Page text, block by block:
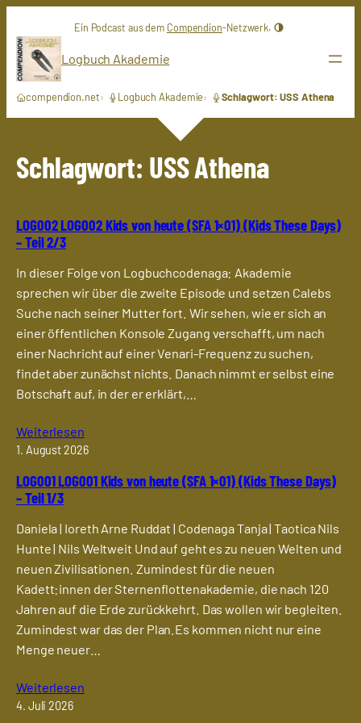
Inhalt
springen
Ein Podcast aus dem Compendion-Netzwerk.
Logbuch Akademie
compendion.net Logbuch Akademie Schlagwort: USS Athena
Schlagwort: USS Athena
LOG002 LOG002 Kids von heute (SFA 1×01) (Kids These Days)
– Teil 2/3
In dieser Folge von Logbuchcodenaga: Akademie
sprechen wir über die zweite Episode und setzen Calebs
Suche nach seiner Mutter fort. Wir sehen, wie er sich an
einer öffentlichen Konsole Zugang verschafft, um nach
einer Nachricht auf einer Venari-Frequenz zu suchen,
findet aber zunächst nichts. Danach nimmt er selbst eine
Botschaft auf, in der er erklärt,…
Weiterlesen
1. August 2026
LOG001 LOG001 Kids von heute (SFA 1×01) (Kids These Days)
– Teil 1/3
Daniela | Ioreth Arne Ruddat | Codenaga Tanja | Taotica Nils
Hunte | Nils Weltweit Und auf geht es zu neuen Welten und
neuen Zivilisationen. Zumindest für die neuen
Kadett:innen der Sternenflottenakademie, die nach 120
Jahren auf die Erde zurückkehrt. Das wollen wir begleiten.
Zumindest war das der Plan.Es kommen nicht nur eine
Menge neuer…
Weiterlesen
4. Juli 2026